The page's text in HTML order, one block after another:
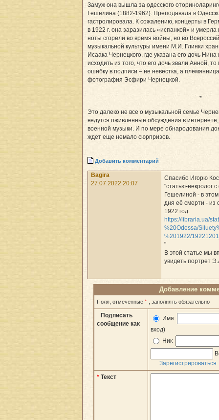
Замуж она вышла за одесского
Гешелина (1882-1962). Преподавала в
гастролировала. К сожалению, концерты в
в 1922 г. она заразилась «испанкой» и
ноты сгорели во время войны, но во
музыкальной культуры имени М.И. Глинки
Исаака Чернецкого, где указана его дочь
исходить из того, что его дочь звали Анной,
ошибку в подписи – не невестка, а
фотография Эсфири Чернецкой.
*
Это далеко не все о музыкальной семье
ведутся оживленные обсуждения в
военной музыки. И по мере обнародования
ждет еще немало сюрпризов.
Добавить комментарий
Bagira
27.07.2022 20:07
Спасибо Игорю
"статью-некролог
Гешелиной - в
дня её смерти - из
1922 год:
https://libraria.ua/
%20Odessa/
%201922/
"
В этой статье мы
увидеть портрет
Добавление
Поля, отмеченные * , заполнять обязательно
Подписать
сообщение как
Имя
вход)
Ник
Зарегистрироваться
* Текст